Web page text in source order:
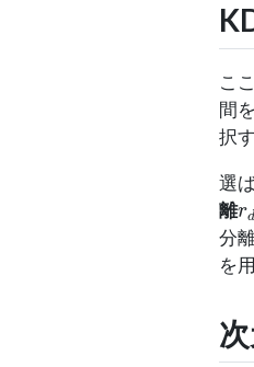
こ
間
択
選
離
r
分
を